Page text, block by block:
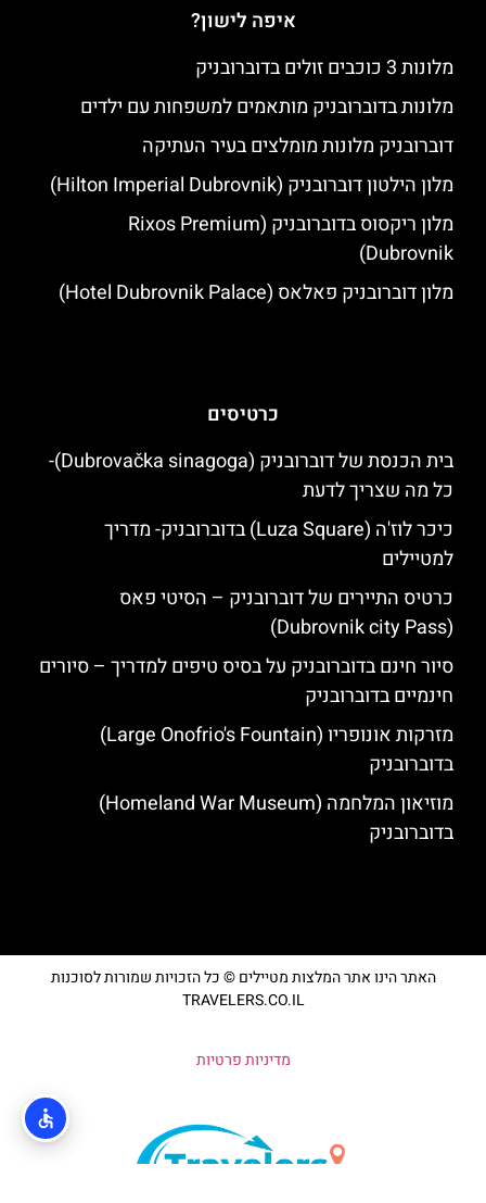
איפה לישון?
מלונות 3 כוכבים זולים בדוברובניק
מלונות בדוברובניק מותאמים למשפחות עם ילדים
דוברובניק מלונות מומלצים בעיר העתיקה
מלון הילטון דוברובניק (Hilton Imperial Dubrovnik)
מלון ריקסוס בדוברובניק (Rixos Premium
Dubrovnik)
מלון דוברובניק פאלאס (Hotel Dubrovnik Palace)
כרטיסים
בית הכנסת של דוברובניק (Dubrovačka sinagoga)-
כל מה שצריך לדעת
כיכר לוז'ה (Luza Square) בדוברובניק- מדריך
למטיילים
כרטיס התיירים של דוברובניק – הסיטי פאס
(Dubrovnik city Pass)
סיור חינם בדוברובניק על בסיס טיפים למדריך – סיורים
חינמיים בדוברובניק
מזרקות אונופריו (Large Onofrio's Fountain)
בדוברובניק
מוזיאון המלחמה (Homeland War Museum)
בדוברובניק
האתר הינו אתר המלצות מטיילים © כל הזכויות שמורות לסוכנות
TRAVELERS.CO.IL
מדיניות פרטיות